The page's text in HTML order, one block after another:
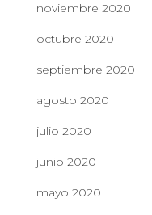
noviembre 2020
octubre 2020
septiembre 2020
agosto 2020
julio 2020
junio 2020
mayo 2020